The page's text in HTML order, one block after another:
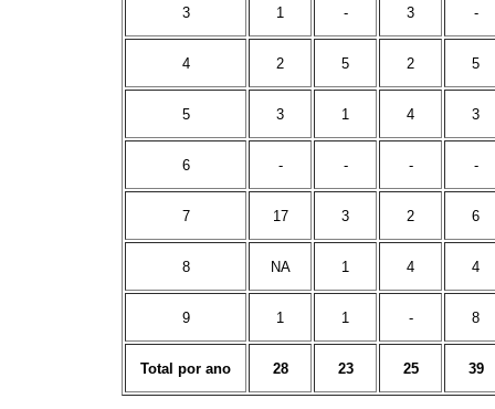
3 1 - 3 -
4 2 5 2 5
5 3 1 4 3
6 - - - -
7 17 3 2 6
8 NA 1 4 4
9 1 1 - 8
Total por ano 28 23 25 39